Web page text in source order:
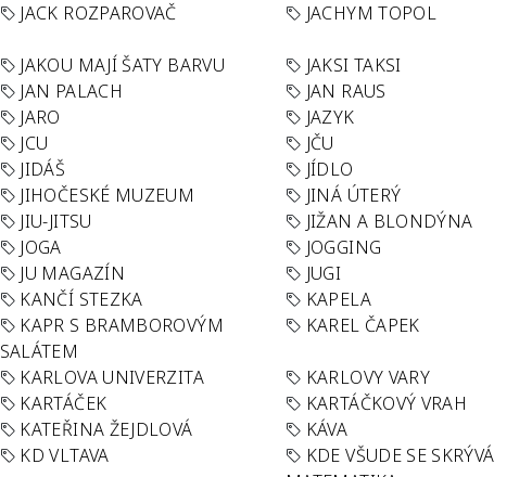
JACK ROZPAROVAČ JACHYM TOPOL
JAKOU MAJÍ ŠATY BARVU JAKSI TAKSI
JAN PALACH JAN RAUS
JARO JAZYK
JCU JČU
JIDÁŠ JÍDLO
JIHOČESKÉ MUZEUM JINÁ ÚTERÝ
JIU-JITSU JIŽAN A BLONDÝNA
JOGA JOGGING
JU MAGAZÍN JUGI
KANČÍ STEZKA KAPELA
KAPR S BRAMBOROVÝM
SALÁTEM
KAREL ČAPEK
KARLOVA UNIVERZITA KARLOVY VARY
KARTÁČEK KARTÁČKOVÝ VRAH
KATEŘINA ŽEJDLOVÁ KÁVA
KD VLTAVA
KDE VŠUDE SE SKRÝVÁ